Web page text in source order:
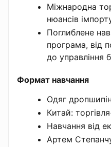
Міжнародна
нюансів
Поглиблене
програма, від
до управління
Формат навчання
Одяг
Китай:
Навчання від
Артем